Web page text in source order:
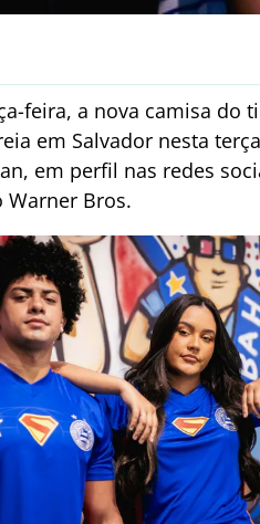
feira, a nova camisa do
em Salvador nesta
em perfil nas redes
Warner Bros.